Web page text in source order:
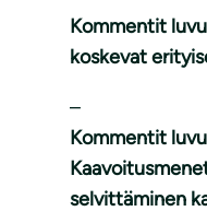
Kommentit
koskevat
–
Kommentit
selvittäminen